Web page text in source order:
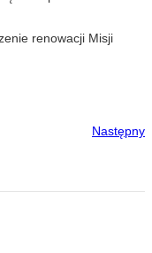
renowacji Misji
Następny